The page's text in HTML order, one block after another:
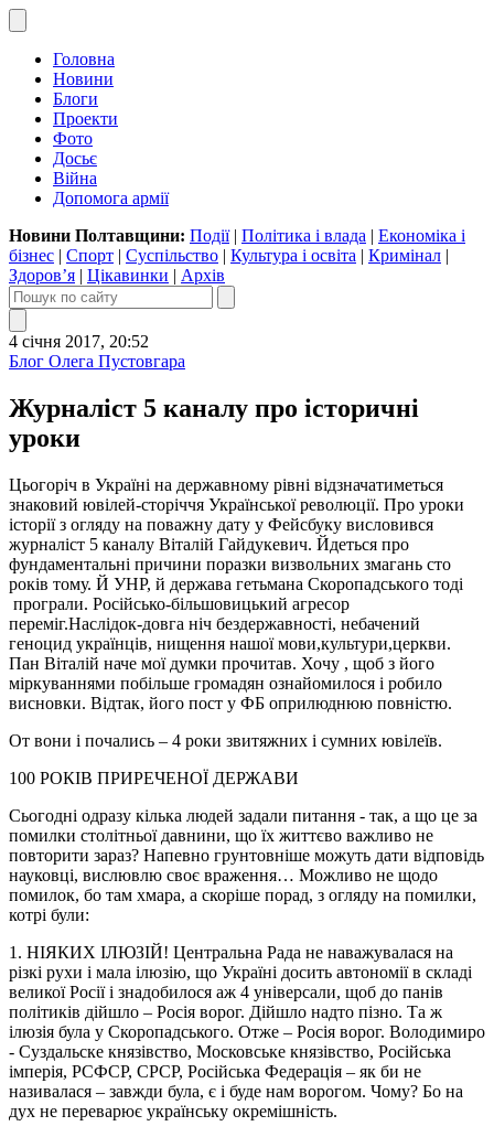
Головна
Новини
Блоги
Проекти
Фото
Досьє
Війна
Допомога армії
Новини Полтавщини: Події| Політика і влада | Економіка і
бізнес | Спорт | Суспільство | Культура і освіта | Кримінал |
Здоров’я | Цікавинки | Архів
4 січня 2017, 20:52
Блог Олега Пустовгара
Журналіст 5 каналу про історичні
уроки
Цьогоріч в Україні на державному рівні відзначатиметься
знаковий ювілей-сторіччя Української революції. Про уроки
історії з огляду на поважну дату у Фейсбуку висловився
журналіст 5 каналу Віталій Гайдукевич. Йдеться про
фундаментальні причини поразки визвольних змагань сто
років тому. Й УНР, й держава гетьмана Скоропадського тоді
програли. Російсько-більшовицький агресор
переміг.Наслідок-довга ніч бездержавності, небачений
геноцид українців, нищення нашої мови,культури,церкви.
Пан Віталій наче мої думки прочитав. Хочу , щоб з його
міркуваннями побільше громадян ознайомилося і робило
висновки. Відтак, його пост у ФБ оприлюднюю повністю.
От вони і почались – 4 роки звитяжних і сумних ювілеїв.
100 РОКІВ ПРИРЕЧЕНОЇ ДЕРЖАВИ
Сьогодні одразу кілька людей задали питання - так, а що це за
помилки столітньої давнини, що їх життєво важливо не
повторити зараз? Напевно грунтовніше можуть дати відповідь
науковці, вислювлю своє враження… Можливо не щодо
помилок, бо там хмара, а скоріше порад, з огляду на помилки,
котрі були:
1. НІЯКИХ ІЛЮЗІЙ! Центральна Рада не наважувалася на
різкі рухи і мала ілюзію, що Україні досить автономії в складі
великої Росії і знадобилося аж 4 універсали, щоб до панів
політиків дійшло – Росія ворог. Дійшло надто пізно. Та ж
ілюзія була у Скоропадського. Отже – Росія ворог. Володимиро
- Суздальске князівство, Московське князівство, Російська
імперія, РСФСР, СРСР, Російська Федерація – як би не
називалася – завжди була, є і буде нам ворогом. Чому? Бо на
дух не переварює українську окремішність.